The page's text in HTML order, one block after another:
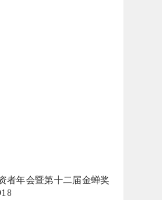
者年会暨第十二届金蝉奖